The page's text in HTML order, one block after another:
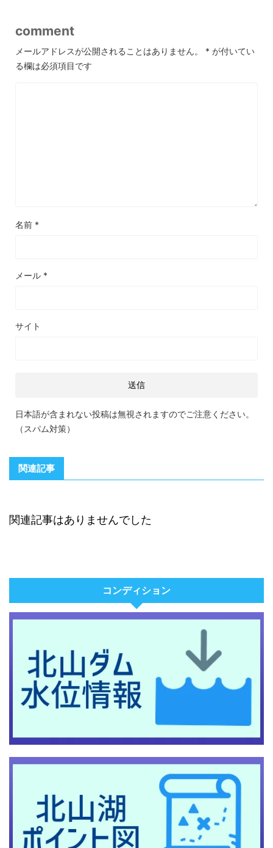
comment
メールアドレスが公開されることはありません。 * が付いてい
る欄は必須項目です
名前 *
メール *
サイト
日本語が含まれない投稿は無視されますのでご注意ください。
（スパム対策）
関連記事
関連記事はありませんでした
コンディション